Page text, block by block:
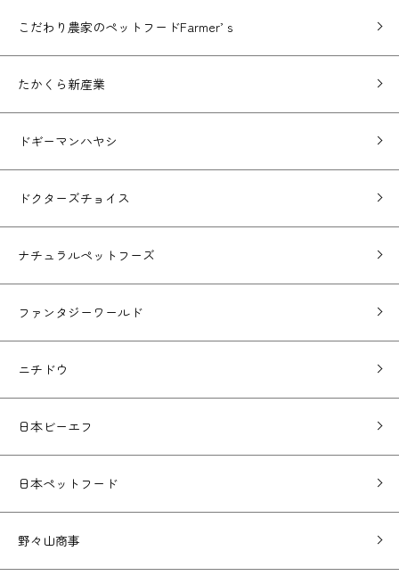
こだわり農家のペットフードFarmer’ｓ
たかくら新産業
ドギーマンハヤシ
ドクターズチョイス
ナチュラルペットフーズ
ファンタジーワールド
ニチドウ
日本ビーエフ
日本ペットフード
野々山商事